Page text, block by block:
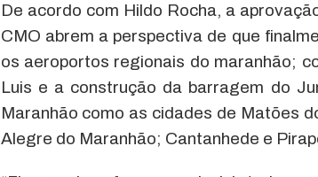
De acordo com Hildo Rocha, a
CMO abrem a perspectiva de que
os aeroportos regionais do maranhão;
Luis e a construção da barragem do
Maranhão como as cidades de Matões
Alegre do Maranhão; Cantanhede e